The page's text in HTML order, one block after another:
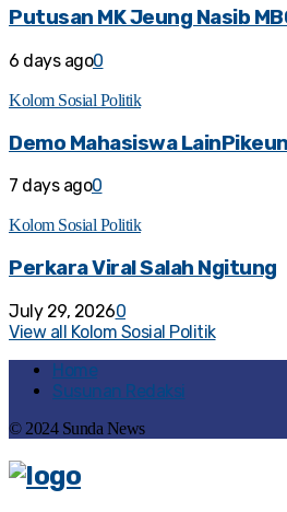
Putusan MK Jeung Nasib
6 days ago0
Kolom Sosial Politik
Demo Mahasiswa
7 days ago0
Kolom Sosial Politik
Perkara Viral Salah Ngitung
July 29, 20260
View all Kolom Sosial Politik
Home
Susunan Redaksi
© 2024 Sunda News